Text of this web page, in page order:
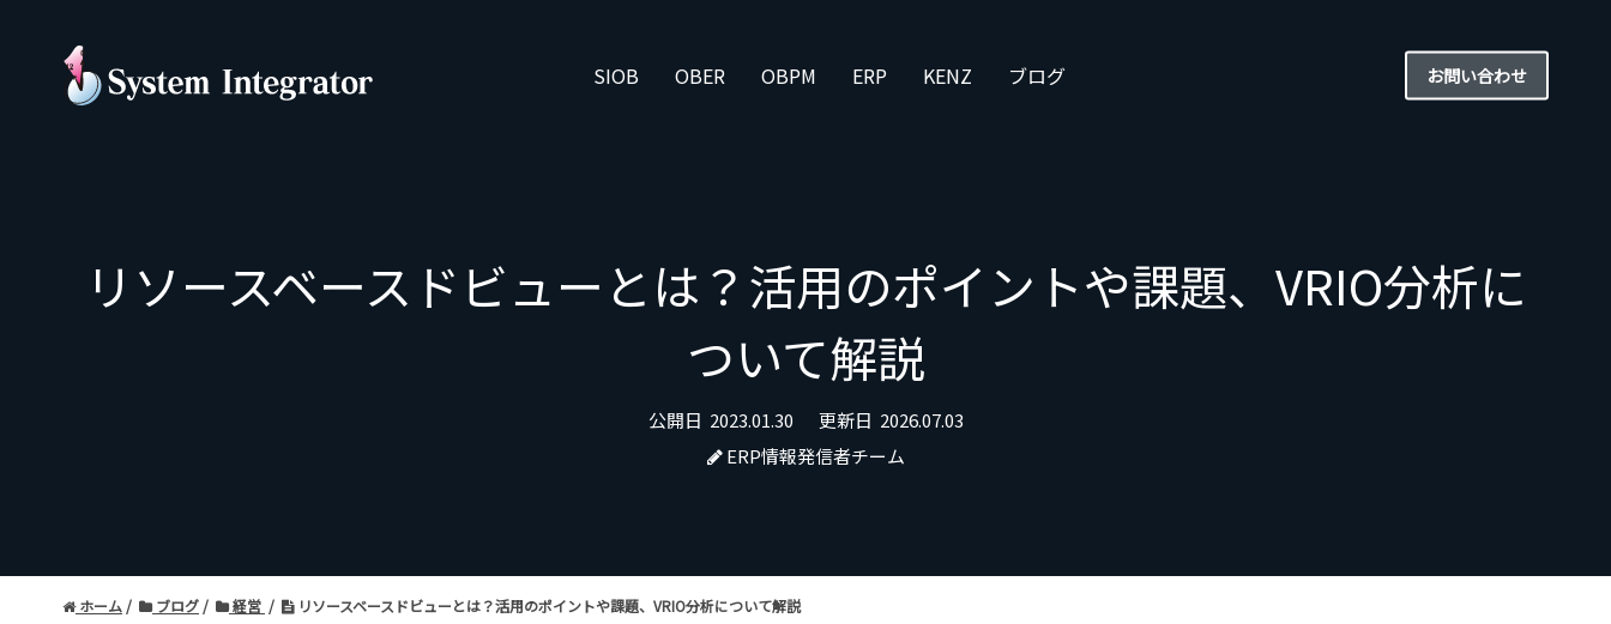
SIOB OBER OBPM ERP KENZ ブログ お問い合わせ
リソースベースドビューとは？活用のポイントや課題、VRIO分析に
ついて解説
公開日 2023.01.30 更新日 2026.07.03
ERP情報発信者チーム
ホーム ブログ 経営 リソースベースドビューとは？活用のポイントや課題、VRIO分析について解説